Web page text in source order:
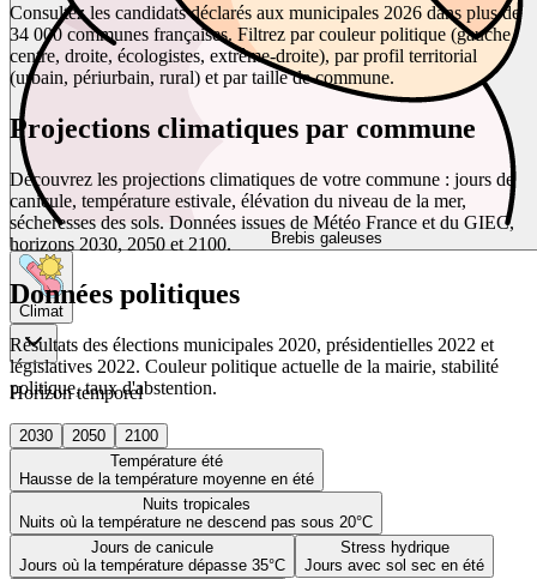
Brebis galeuses
Climat
Horizon temporel
2030 2050
2100
Température été
Hausse de la température moyenne en été
Nuits tropicales
Nuits où la température ne descend pas sous 20°C
Jours de canicule
Jours où la température dépasse 35°C
Stress hydrique
Jours avec sol sec en été
Consultez les candidats déclarés aux municipales 2026 dans plus de
34 000 communes françaises. Filtrez par couleur politique (gauche,
centre, droite, écologistes, extrême-droite), par profil territorial
(urbain, périurbain, rural) et par taille de commune.
Projections climatiques par commune
Découvrez les projections climatiques de votre commune : jours de
canicule, température estivale, élévation du niveau de la mer,
sécheresses des sols. Données issues de Météo France et du GIEC,
horizons 2030, 2050 et 2100.
Données politiques
Résultats des élections municipales 2020, présidentielles 2022 et
législatives 2022. Couleur politique actuelle de la mairie, stabilité
politique, taux d'abstention.